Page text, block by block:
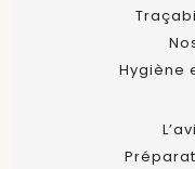
Hygiène